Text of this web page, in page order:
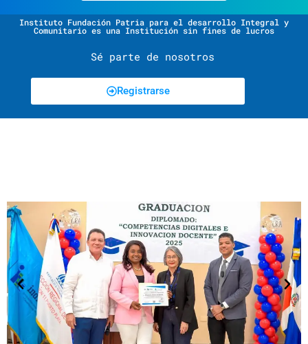
Instituto Fundación Patria para el desarrollo Integral y
Comunitario es una Institución sin fines de lucros
Sé parte de nosotros
Registrarse